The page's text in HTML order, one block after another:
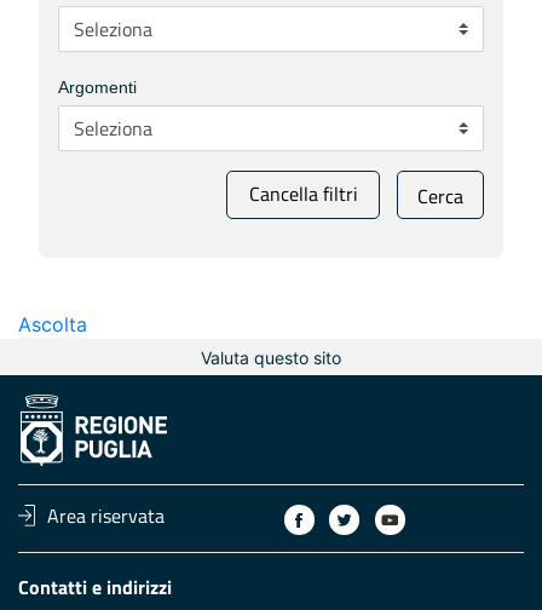
Argomenti
Cancella filtri Cerca
Ascolta
Valuta questo sito
Area riservata
Contatti e indirizzi